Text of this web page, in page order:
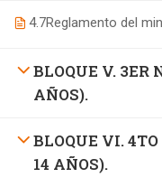
4.7Reglamento del
BLOQUE V. 3ER
AÑOS).
BLOQUE VI.
14 AÑOS).